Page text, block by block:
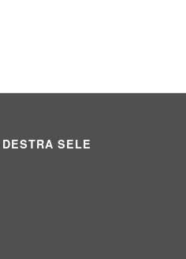
SELE